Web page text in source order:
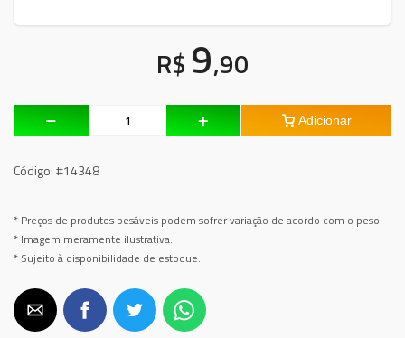
R$ 9,90
Adicionar
Código:#14348
* Preços de produtos pesáveis podem sofrer variação de acordo com o peso.
* Imagem meramente ilustrativa.
* Sujeito à disponibilidade de estoque.